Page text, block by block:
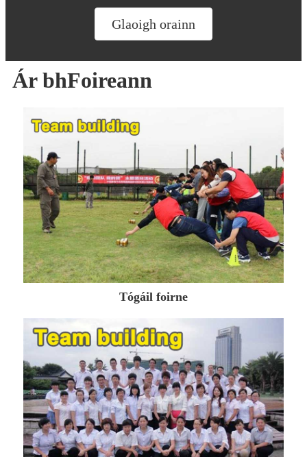
Glaoigh orainn
Ár bhFoireann
Tógáil foirne